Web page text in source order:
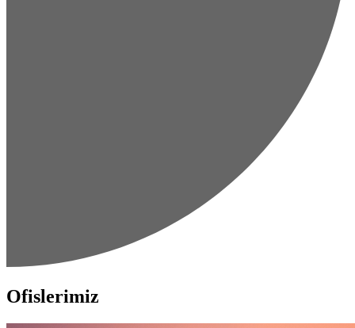
Ofislerimiz